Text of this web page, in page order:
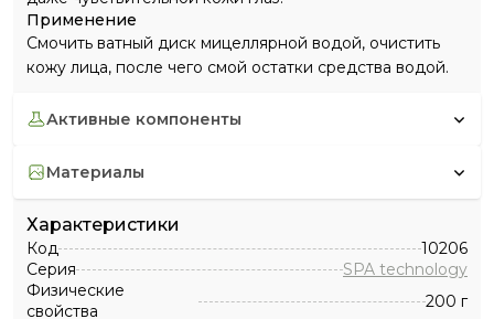
Применение
Смочить ватный диск мицеллярной водой, очистить
кожу лица, после чего смой остатки средства водой.
активные компоненты
материалы
Характеристики
Код
10206
Серия
SPA technology
Физические
свойства
200 г